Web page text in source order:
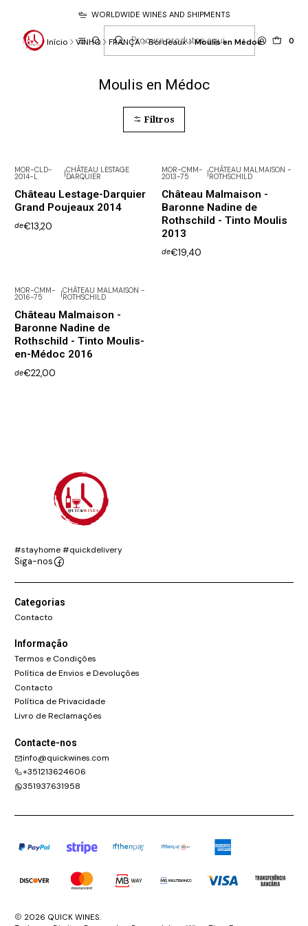
0
WORLDWIDE WINES AND SHIPMENTS
Início VINHO FRANÇA Bordeaux Moulis en Médoc
Moulis en Médoc
Filtros
MOR-CLD-
2014-L |CHÂTEAU LESTAGE
DARQUIER
Château Lestage-Darquier
Grand Poujeaux 2014
de€13,20
MOR-CMM-
2013-75 |CHÂTEAU MALMAISON -
ROTHSCHILD
Château Malmaison -
Baronne Nadine de
Rothschild - Tinto Moulis
2013
de€19,40
MOR-CMM-
2016-75
CHÂTEAU MALMAISON -
ROTHSCHILD
Château Malmaison -
Baronne Nadine de
Rothschild - Tinto Moulis-
en-Médoc 2016
de€22,00
#stayhome #quickdelivery
Siga-nos
Categorias
Contacto
Informação
Termos e Condições
Política de Envios e Devoluções
Contacto
Política de Privacidade
Livro de Reclamações
Contacte-nos
info@quickwines.com
+351213624606
351937631958
2026 QUICK WINES.